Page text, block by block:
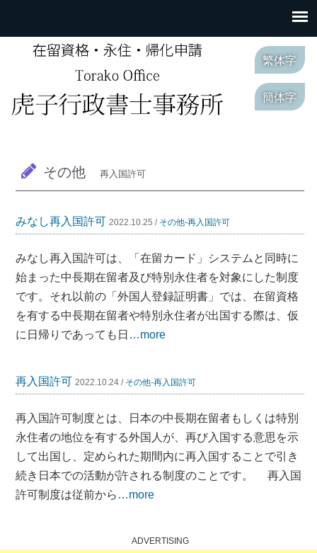
繁体字
簡体字
その他 再入国許可
みなし再入国許可 2022.10.25 / その他-再入国許可
みなし再入国許可は、「在留カード」システムと同時に
始まった中長期在留者及び特別永住者を対象にした制度
です。それ以前の「外国人登録証明書」では、在留資格
を有する中長期在留者や特別永住者が出国する際は、仮
に日帰りであっても日 …more
再入国許可 2022.10.24 / その他-再入国許可
再入国許可制度とは、日本の中長期在留者もしくは特別
永住者の地位を有する外国人が、再び入国する意思を示
して出国し、定められた期間内に再入国することで引き
続き日本での活動が許される制度のことです。 再入国
許可制度は従前から …more
ADVERTISING